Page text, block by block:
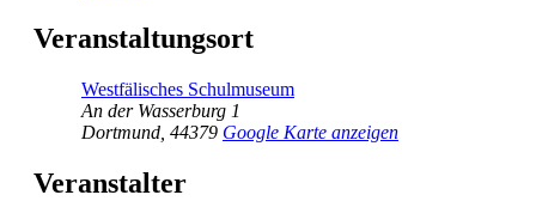
Veranstaltungsort
Westfälisches Schulmuseum
An der Wasserburg 1
Dortmund 44379 Google Karte anzeigen
Veranstalter